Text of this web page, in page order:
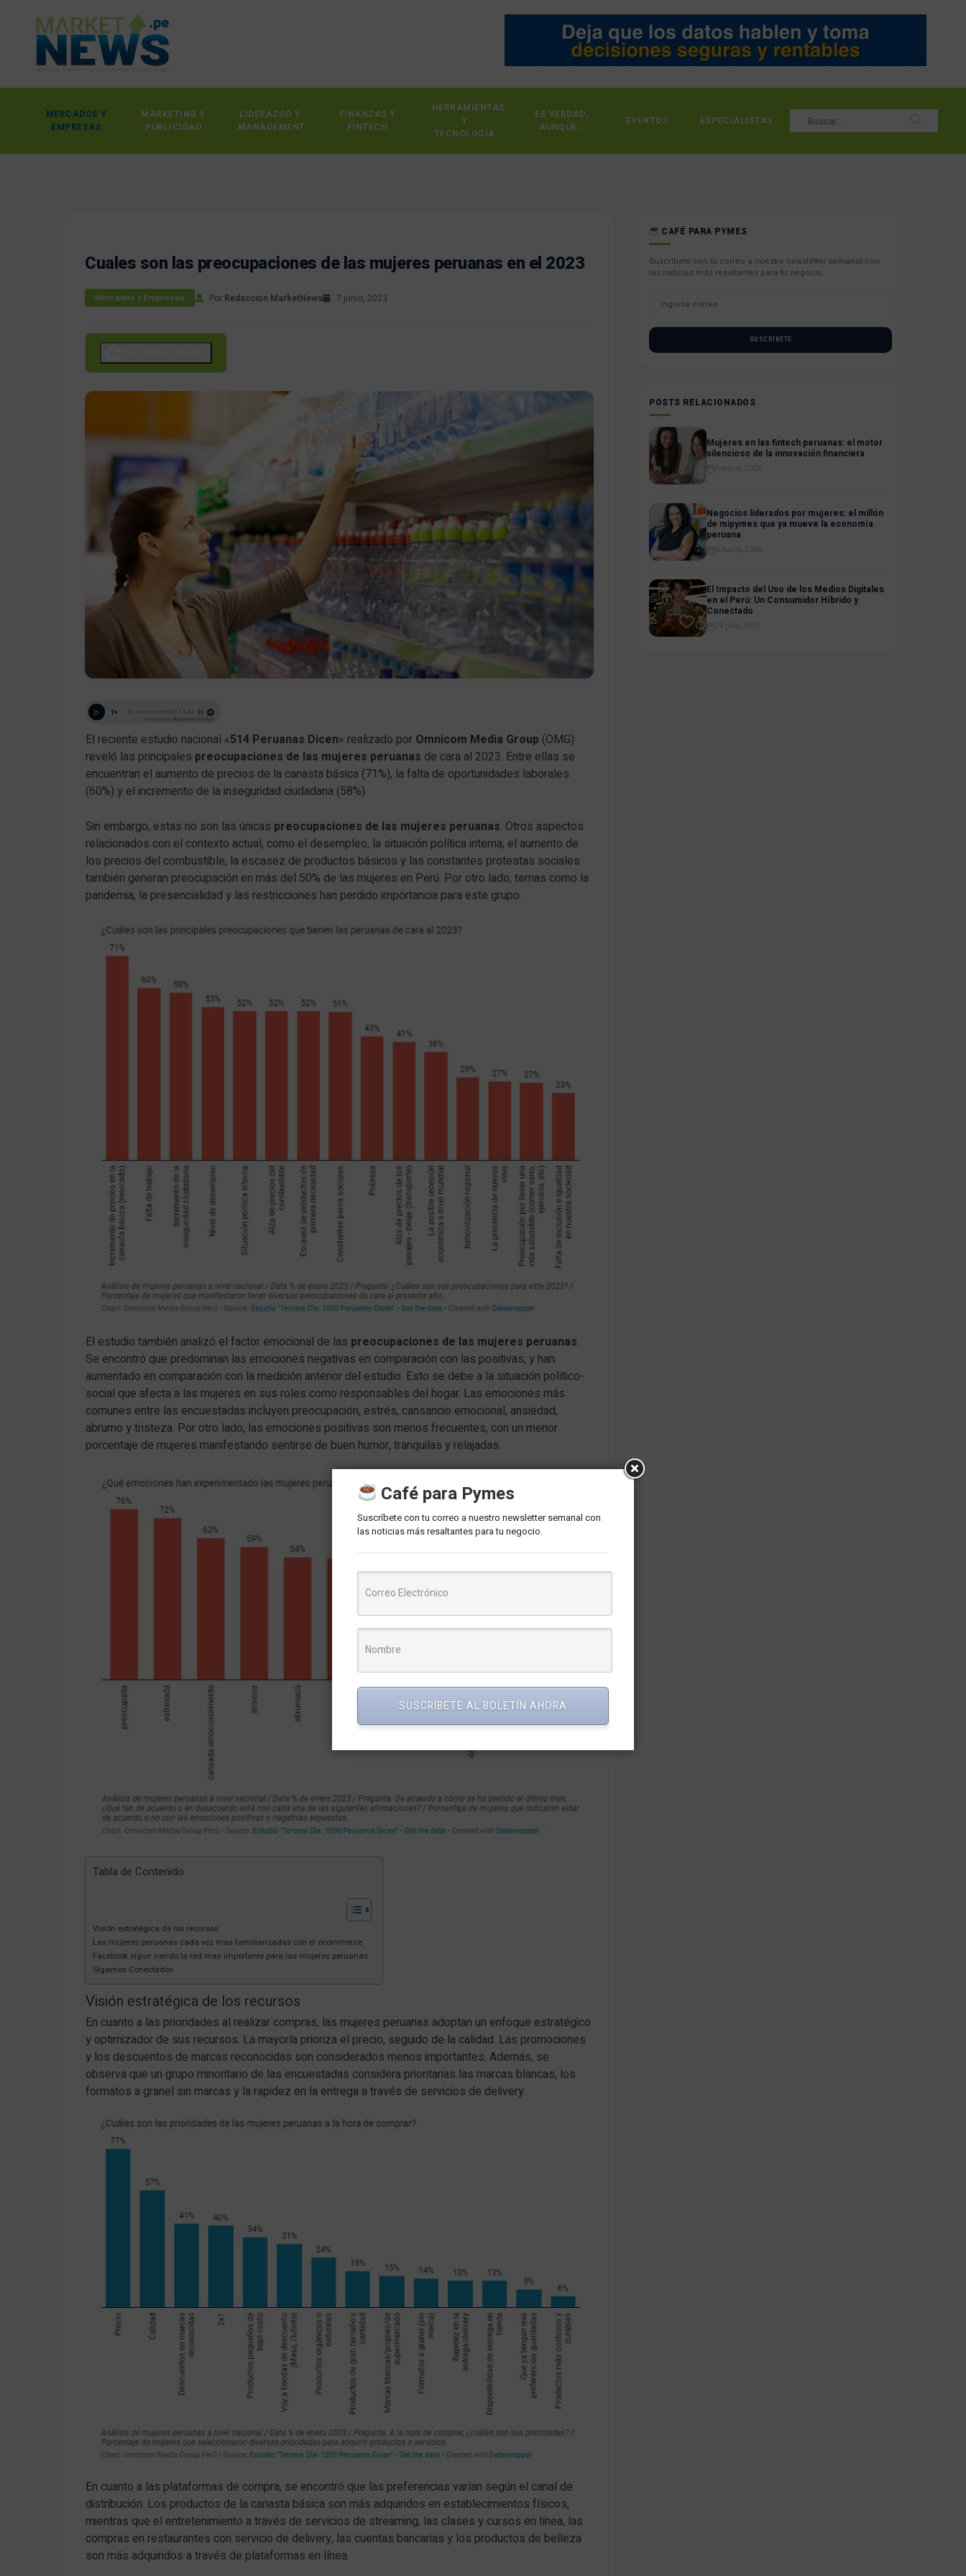
MERCADOS Y
EMPRESAS
MARKETING Y
PUBLICIDAD
LIDERAZGO Y
MANAGEMENT
FINANZAS Y
FINTECH
HERRAMIENTAS
Y
TECNOLOGÍA
ES VERDAD,
AUNQUE…
EVENTOS ESPECIALISTAS
Cuales son las preocupaciones de las mujeres peruanas en el 2023
Mercados y Empresas Por Redaccion MarketNews 7 junio, 2023
El reciente estudio nacional «514 Peruanas Dicen» realizado por Omnicom Media Group (OMG)
reveló las principales preocupaciones de las mujeres peruanas de cara al 2023. Entre ellas se
encuentran el aumento de precios de la canasta básica (71%), la falta de oportunidades laborales
(60%) y el incremento de la inseguridad ciudadana (58%).
Sin embargo, estas no son las únicas preocupaciones de las mujeres peruanas. Otros aspectos
relacionados con el contexto actual, como el desempleo, la situación política interna, el aumento de
los precios del combustible, la escasez de productos básicos y las constantes protestas sociales
también generan preocupación en más del 50% de las mujeres en Perú. Por otro lado, temas como la
pandemia, la presencialidad y las restricciones han perdido importancia para este grupo.
El estudio también analizó el factor emocional de las preocupaciones de las mujeres peruanas.
Se encontró que predominan las emociones negativas en comparación con las positivas, y han
aumentado en comparación con la medición anterior del estudio. Esto se debe a la situación político-
social que afecta a las mujeres en sus roles como responsables del hogar. Las emociones más
comunes entre las encuestadas incluyen preocupación, estrés, cansancio emocional, ansiedad,
abrumo y tristeza. Por otro lado, las emociones positivas son menos frecuentes, con un menor
porcentaje de mujeres manifestando sentirse de buen humor, tranquilas y relajadas.
Tabla de Contenido
Visión estratégica de los recursos
Las mujeres peruanas cada vez mas familiarizadas con el ecommerce
Facebook sigue siendo la red mas importante para las mujeres peruanas
Sigamos Conectados
Visión estratégica de los recursos
En cuanto a las prioridades al realizar compras, las mujeres peruanas adoptan un enfoque estratégico
y optimizador de sus recursos. La mayoría prioriza el precio, seguido de la calidad. Las promociones
y los descuentos de marcas reconocidas son considerados menos importantes. Además, se
observa que un grupo minoritario de las encuestadas considera prioritarias las marcas blancas, los
formatos a granel sin marcas y la rapidez en la entrega a través de servicios de delivery.
En cuanto a las plataformas de compra, se encontró que las preferencias varían según el canal de
distribución. Los productos de la canasta básica son más adquiridos en establecimientos físicos,
mientras que el entretenimiento a través de servicios de streaming, las clases y cursos en línea, las
compras en restaurantes con servicio de delivery, las cuentas bancarias y los productos de belleza
son más adquiridos a través de plataformas en línea.
CAFÉ PARA PYMES
Suscríbete con tu correo a nuestro newsletter semanal con
las noticias más resaltantes para tu negocio.
SUSCRÍBETE
POSTS RELACIONADOS
Mujeres en las fintech peruanas: el motor
silencioso de la innovación financiera
6 marzo, 2026
Negocios liderados por mujeres: el millón
de mipymes que ya mueve la economía
peruana
6 marzo, 2026
El Impacto del Uso de los Medios Digitales
en el Perú: Un Consumidor Híbrido y
Conectado
24 julio, 2025
Café para Pymes
Suscríbete con tu correo a nuestro newsletter semanal con
las noticias más resaltantes para tu negocio.
SUSCRÍBETE AL BOLETÍN AHORA